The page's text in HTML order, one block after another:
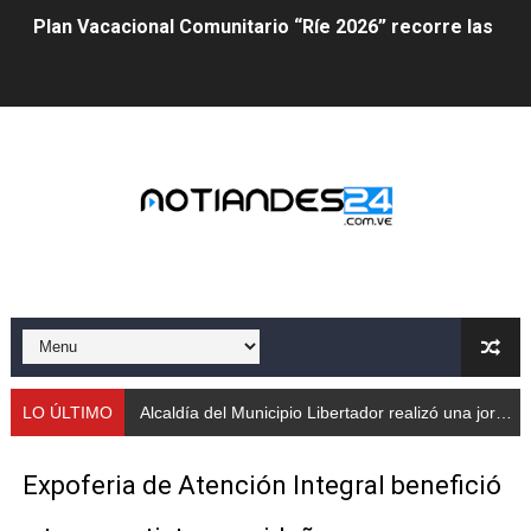
Plan Vacacional Comunitario “Ríe 2026” recorre las
INN-Mérida celebró el Lacto grado para promover el
Fomficc consolida alianzas e impulsa la economía
Niños de Estudiantes de Mérida sembraron 110
Inicia el plan vacacional Venezuela Renace en el
LO ÚLTIMO Alcaldía del Municipio Libertador realizó una jornada social integral para adultos
Expoferia de Atención Integral benefició